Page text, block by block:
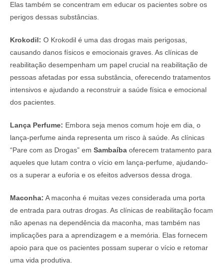
Elas também se concentram em educar os pacientes sobre os
perigos dessas substâncias.
Krokodil: O Krokodil é uma das drogas mais perigosas,
causando danos físicos e emocionais graves. As clínicas de
reabilitação desempenham um papel crucial na reabilitação de
pessoas afetadas por essa substância, oferecendo tratamentos
intensivos e ajudando a reconstruir a saúde física e emocional
dos pacientes.
Lança Perfume: Embora seja menos comum hoje em dia, o
lança-perfume ainda representa um risco à saúde. As clínicas
“Pare com as Drogas” em Sambaíba oferecem tratamento para
aqueles que lutam contra o vício em lança-perfume, ajudando-
os a superar a euforia e os efeitos adversos dessa droga.
Maconha: A maconha é muitas vezes considerada uma porta
de entrada para outras drogas. As clínicas de reabilitação focam
não apenas na dependência da maconha, mas também nas
implicações para a aprendizagem e a memória. Elas fornecem
apoio para que os pacientes possam superar o vício e retomar
uma vida produtiva.